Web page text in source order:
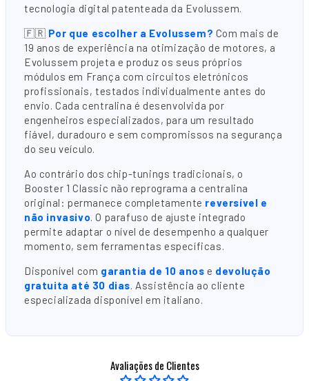
tecnologia digital patenteada da Evolussem.
🇫🇷 Por que escolher a Evolussem? Com mais de
19 anos de experiência na otimização de motores, a
Evolussem projeta e produz os seus próprios
módulos em França com circuitos eletrónicos
profissionais, testados individualmente antes do
envio. Cada centralina é desenvolvida por
engenheiros especializados, para um resultado
fiável, duradouro e sem compromissos na segurança
do seu veículo.
Ao contrário dos chip-tunings tradicionais, o
Booster 1 Classic não reprograma a centralina
original: permanece completamente reversível e
não invasivo. O parafuso de ajuste integrado
permite adaptar o nível de desempenho a qualquer
momento, sem ferramentas específicas.
Disponível com garantia de 10 anos e devolução
gratuita até 30 dias. Assistência ao cliente
especializada disponível em italiano.
Avaliações de Clientes